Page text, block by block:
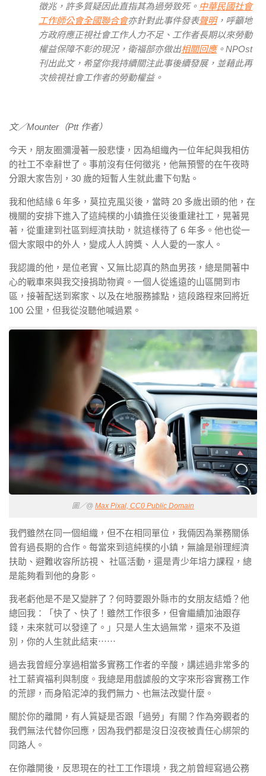
徵兆，許多質疑因此直指其為過勞致死。 中華民國社會
工作師公會全國聯合會亦針對此事件發表聲明，呼籲地
方政府應正視社會工作人力不足、工作者長期以來勞動
權益保障不彰的現況，衛福部亦做出相關回應。NPOst
刊出此文，希望你我持續關注此事後續發展，並藉此再
次檢視社會工作者的勞動權益。
文／Mounter（Ptt 作者）
今天，朋友圈瀰漫著一股悲悽，因為組織內一位年紀與我相仿
的社工不幸辭世了。事前沒有任何徵兆，他無預警的在午夜時
分跟大家告別，30 歲的短暫人生就此畫下句點。
我和他結緣 6 年多，莫拉克風災後，當時 20 多歲出頭的他，在
機關的安排下進入了這純樸的小鎮擔任災後重建社工，晃著晃
著，從重建到社區到經濟扶助，就這樣待了 6 年多。他也從一
個大家眼中的外人，變成人人誇獎、人人愛的一家人。
我認識的他，是位老實、又無比認真的熱血男孩，總是開著中
心的戰車來與我交接捐助物資。一個人從遙遠的山區開到市
區，接著配送到案家、以及在地服務據點，這段路程來回將近
100 公里，但我從沒聽他喊過累。
圖／@ Max Pixal, CC0 Public Domain
我們雖然在同一個組織，但不在相同單位，我倆因為業務關係
曾有過長期的合作。每當來到這純樸的小鎮，無論是辦理經濟
扶助、避難收容所訪視、 社區活動，還是青少年培力課程，總
是能夠看到他的身影。
我老虧他是不是又變胖了？何時要跟外縣市的女朋友結婚？他
總回我：「快了、快了！雖然工作很多，但會繼續加油跟存
錢，未來就可以發達了。」只是人生太過無常，還來不及道
別，你的人生就此結束⋯⋯
過去我曾經分享過相當多實務工作者的辛酸，講述過非常多的
社工薪資福利與制度。我總是用戲謔般的文字來形容實務工作
的荒謬，而身陷泥淖的我們無力、也無法改變什麼。
關於你的離開，有人質疑是否跟「過勞」有關？作為旁觀者的
我們無法代替你回應，因為我們都是沒日沒夜被責任心綁架的
同路人。
在你離開後，反思現在的社工工作環境，我之前曾經寫過公務